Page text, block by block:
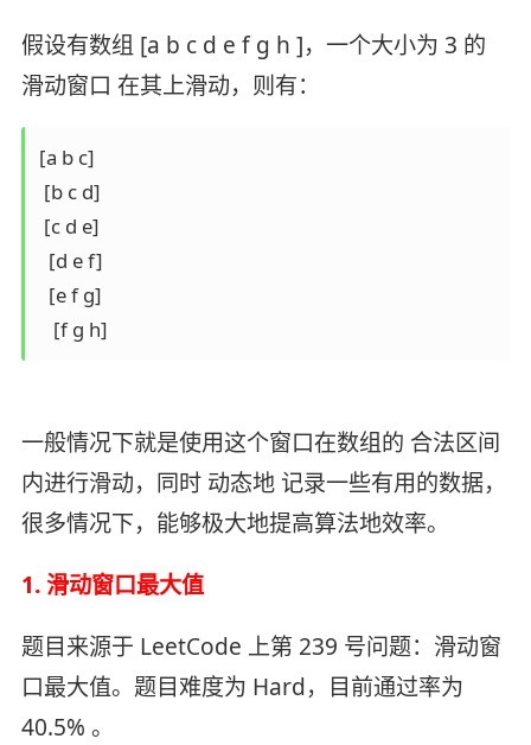
假设有数组 [a b c d e f g h ]，一个大小为 3 的
滑动窗口 在其上滑动，则有：
[a b c]
[b c d]
[c d e]
  [d e f]
  [e f g]
   [f g h]
一般情况下就是使用这个窗口在数组的 合法区间
内进行滑动，同时 动态地 记录一些有用的数据，
很多情况下，能够极大地提高算法地效率。
1. 滑动窗口最大值
题目来源于 LeetCode 上第 239 号问题：滑动窗
口最大值。题目难度为 Hard，目前通过率为
40.5% 。